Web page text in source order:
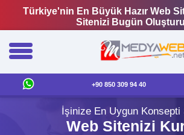
Türkiye'nin En Büyük Hazır Web
Sitenizi Bugün
+90 850 309 94 40
İşinize En Uygun Konsepti
Web Sitenizi